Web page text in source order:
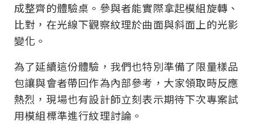
成整齊的體驗桌。參與者能實際拿起模組旋轉、
比對，在光線下觀察紋理於曲面與斜面上的光影
變化。
為了延續這份體驗，我們也特別準備了限量樣品
包讓與會者帶回作為內部參考，大家領取時反應
熱烈，現場也有設計師立刻表示期待下次專案試
用模組標準進行紋理討論。